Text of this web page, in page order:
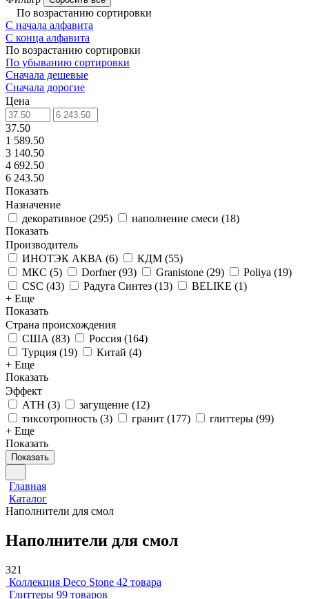
По возрастанию сортировки
С начала алфавита
С конца алфавита
По возрастанию сортировки
По убыванию сортировки
Сначала дешевые
Сначала дорогие
Цена
37.50
1 589.50
3 140.50
4 692.50
6 243.50
Показать
Назначение
декоративное (295) наполнение смеси (18)
Показать
Производитель
ИНОТЭК АКВА (6) КДМ (55)
МКС (5) Dorfner(93) Granistone (29) Poliya (19)
CSC (43) Радуга Синтез (13) BELIKE (1)
+ Еще
Показать
Страна происхождения
США (83) Россия (164)
Турция (19) Китай (4)
+ Еще
Показать
Эффект
АТН (3) загущение (12)
тиксотропность (3) гранит (177) глиттеры (99)
+ Еще
Показать
Показать
Главная
Каталог
Наполнители для смол
Наполнители для смол
321
Коллекция Deco Stone 42 товара
Глиттеры 99 товаров